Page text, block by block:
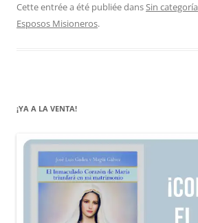
Cette entrée a été publiée dansSin categoría
Esposos Misioneros.
¡YA A LA VENTA!